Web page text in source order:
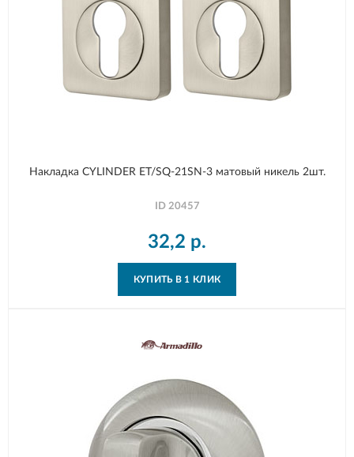
Накладка CYLINDER ET/SQ-21SN-3 матовый никель 2шт.
ID 20457
32,2 р.
КУПИТЬ В 1 КЛИК